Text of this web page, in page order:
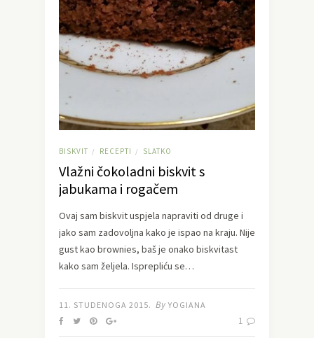
BISKVIT / RECEPTI / SLATKO
Vlažni čokoladni biskvit s
jabukama i rogačem
Ovaj sam biskvit uspjela napraviti od druge i
jako sam zadovoljna kako je ispao na kraju. Nije
gust kao brownies, baš je onako biskvitast
kako sam željela. Isprepliću se…
11. STUDENOGA 2015. By YOGIANA
1